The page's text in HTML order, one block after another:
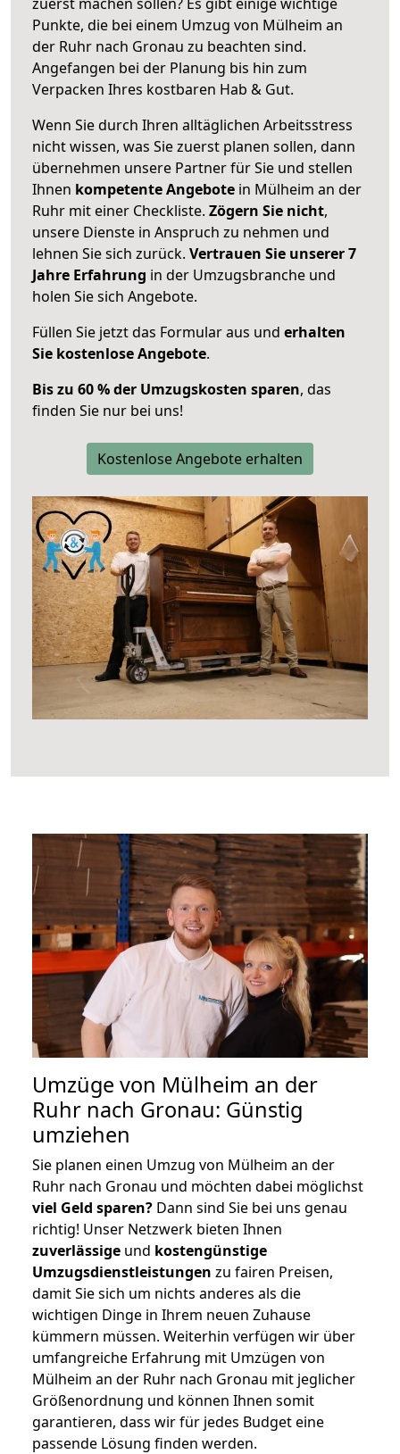
Punkte, die bei einem Umzug von Mülheim an
der Ruhr nach Gronau zu beachten sind.
Angefangen bei der Planung bis hin zum
Verpacken Ihres kostbaren Hab & Gut.
Wenn Sie durch Ihren alltäglichen Arbeitsstress
nicht wissen, was Sie zuerst planen sollen, dann
übernehmen unsere Partner für Sie und stellen
Ihnen kompetente Angebote in Mülheim an der
Ruhr mit einer Checkliste. Zögern Sie nicht,
unsere Dienste in Anspruch zu nehmen und
lehnen Sie sich zurück. Vertrauen Sie unserer 7
Jahre Erfahrung in der Umzugsbranche und
holen Sie sich Angebote.
Füllen Sie jetzt das Formular aus und erhalten
Sie kostenlose Angebote.
Bis zu 60 % der Umzugskosten sparen, das
finden Sie nur bei uns!
Kostenlose Angebote erhalten
Umzüge von Mülheim an der
Ruhr nach Gronau: Günstig
umziehen
Sie planen einen Umzug von Mülheim an der
Ruhr nach Gronau und möchten dabei möglichst
viel Geld sparen? Dann sind Sie bei uns genau
richtig! Unser Netzwerk bieten Ihnen
zuverlässige und kostengünstige
Umzugsdienstleistungen zu fairen Preisen,
damit Sie sich um nichts anderes als die
wichtigen Dinge in Ihrem neuen Zuhause
kümmern müssen. Weiterhin verfügen wir über
umfangreiche Erfahrung mit Umzügen von
Mülheim an der Ruhr nach Gronau mit jeglicher
Größenordnung und können Ihnen somit
garantieren, dass wir für jedes Budget eine
passende Lösung finden werden.